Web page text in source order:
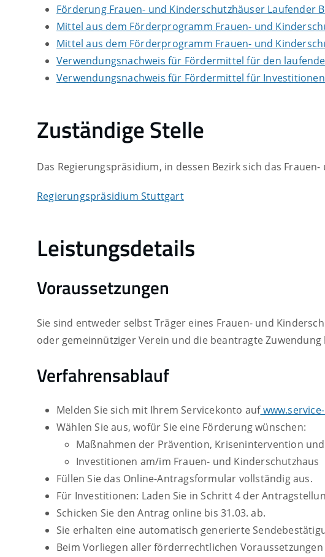
Förderung Frauen- und Kinderschutzhäuser Laufender
Mittel aus dem Förderprogramm Frauen- und
Mittel aus dem Förderprogramm Frauen- und
Verwendungsnachweis für Fördermittel für den
Verwendungsnachweis für Fördermittel für
Zuständige Stelle
Das Regierungspräsidium, in dessen Bezirk sich das
Regierungspräsidium Stuttgart
Leistungsdetails
Voraussetzungen
Sie sind entweder selbst Träger eines Frauen- und
oder gemeinnütziger Verein und die beantragte
Verfahrensablauf
Melden Sie sich mit Ihrem Servicekonto auf
Wählen Sie aus, wofür Sie eine Förderung wünschen:
Maßnahmen der Prävention, Krisenintervention
Investitionen am/im Frauen- und Kinderschutzhaus
Füllen Sie das Online-Antragsformular vollständig aus.
Für Investitionen: Laden Sie in Schritt 4 der
Schicken Sie den Antrag online bis 31.03. ab.
Sie erhalten eine automatisch generierte
Beim Vorliegen aller förderrechtlichen